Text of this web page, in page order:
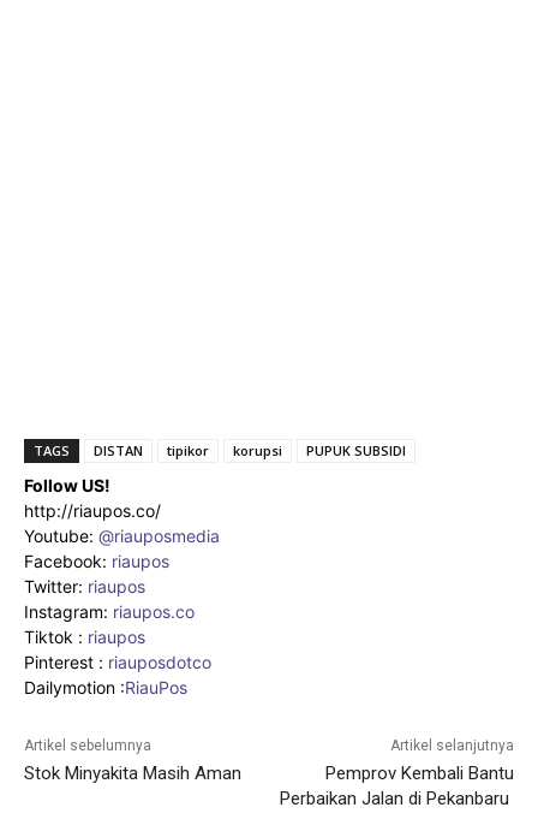
TAGS DISTAN tipikor korupsi PUPUK SUBSIDI
Follow US!
http://riaupos.co/
Youtube: @riauposmedia
Facebook: riaupos
Twitter: riaupos
Instagram: riaupos.co
Tiktok : riaupos
Pinterest : riauposdotco
Dailymotion :RiauPos
Artikel sebelumnya
Stok Minyakita Masih Aman
Artikel selanjutnya
Pemprov Kembali Bantu
Perbaikan Jalan di Pekanbaru